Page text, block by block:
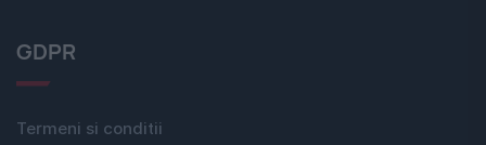
GDPR
Termeni si conditii